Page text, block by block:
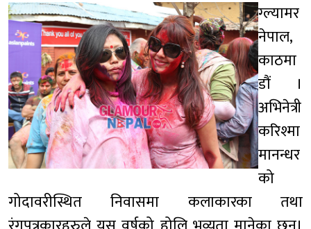
ग्ल्यामर
नेपाल,
काठमा
डौं ।
अभिनेत्री
करिश्मा
मानन्धर
को
गोदावरीस्थित निवासमा कलाकारका तथा